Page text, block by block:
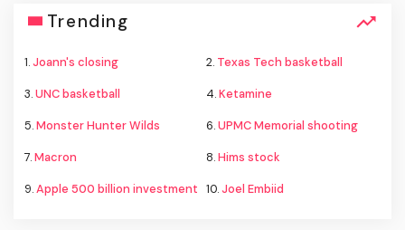
Trending
1.Joann's closing 2. Texas Tech basketball
3.UNC basketball 4.Ketamine
5.Monster Hunter Wilds 6.UPMC Memorial shooting
7.Macron 8.Hims stock
9.Apple 500 billion investment 10.Joel Embiid